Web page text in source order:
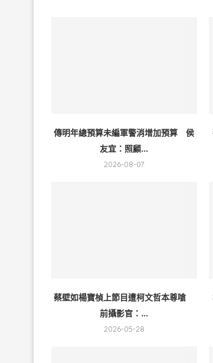
傳明年總預算未編軍警消增加預算 侯
友宜：照顧...
2026-08-07
蔡壁如楊寶楨上節目遭柯文哲本尊嗆
前攝影官：...
2026-05-28